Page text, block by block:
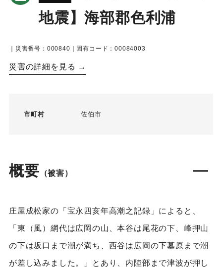
地震】海部郡色利浦
｜災害番号：000840｜固有コード：00084003
災害の詳細を見る →
市町村 佐伯市
概要 （被害）
庄屋成松家の「宝永四亥年高潮之記録」によると、
「東（風）網代は広岡の山、本谷は尾花の下、峰押山
の下は坂口まで潮が満ち、西谷は広岡の下墓原まで潮
が差し込みました。」とあり、内陸部まで津波が押し